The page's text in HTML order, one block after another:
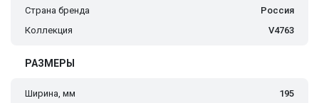
Страна бренда
Россия
Коллекция
V4763
РАЗМЕРЫ
Ширина, мм
195